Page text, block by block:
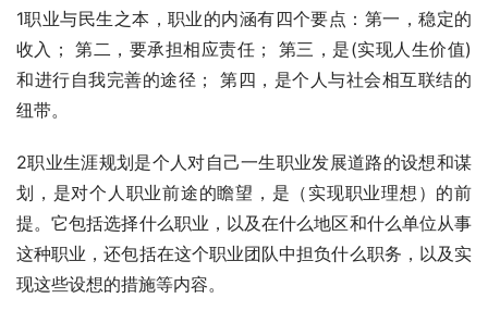
1职业与民生之本，职业的内涵有四个要点：第一，稳定的
收入； 第二，要承担相应责任； 第三，是(实现人生价值)
和进行自我完善的途径； 第四，是个人与社会相互联结的
纽带。
2职业生涯规划是个人对自己一生职业发展道路的设想和谋
划，是对个人职业前途的瞻望，是（实现职业理想）的前
提。它包括选择什么职业，以及在什么地区和什么单位从事
这种职业，还包括在这个职业团队中担负什么职务，以及实
现这些设想的措施等内容。